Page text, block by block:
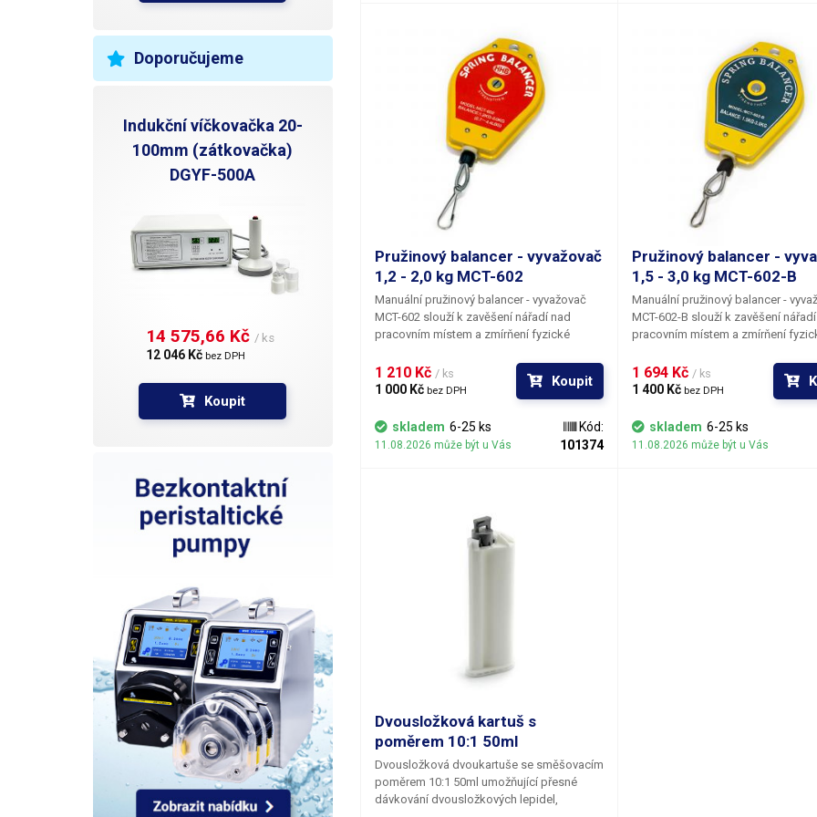
Doporučujeme
Indukční víčkovačka 20-
100mm (zátkovačka)
DGYF-500A
14 575,66 Kč / ks
12 046 Kč bez DPH
Koupit
kartuše, foto s kratuší je pouze pro
Pružinový balancer - vyvažovač
1,2 - 2,0 kg MCT-602
Manuální pružinový balancer - vyvažovač
MCT-602 slouží k zavěšení nářadí nad
pracovním místem a zmírňení fyzické
jinak musel bez použití balanceru vynaložit.
Při použití balanceru má nářadí ve výchozí
nastavené poloze nulovou váhu a není
třeba nic zvedat. Díky závěsnému
balanceru budete mít své nářadí vždy v
optimální výšce a poloze, což výrazně
pracoviště, jelikož díky zavěšení nehrozí
pád nářadí na zem, ani jiné poranění
1 210 Kč / ks
1 000 Kč bez DPH
Koupit
skladem 6-25 ks
11.08.2026 může být u Vás
Kód:
101374
Pružinový balancer -
1,5 - 3,0 kg MCT-602-B
Manuální pružinový balancer -
MCT-602-B slouží k zavěšení
pracovním místem a zmírňení
jinak musel bez použití balanceru
Při použití balanceru má nářadí ve
nastavené poloze nulovou váhu a
třeba nic zvedat. Díky závěsnému
balanceru budete mít své nářadí
optimální výšce a poloze, což
1 694 Kč / ks
1 400 Kč bez DPH
skladem 6-25 ks
11.08.2026 může být u Vás
Dvousložková kartuš s
poměrem 10:1 50ml
Dvousložková dvoukartuše se směšovacím
poměrem 10:1 50ml umožňující přesné
dávkování dvousložkových lepidel,